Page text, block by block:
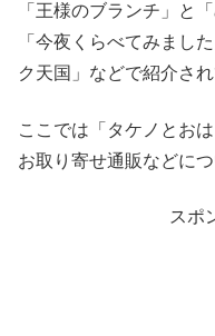
「王様のブランチ」と
「今夜くらべてみまし
ク天国」などで紹介さ
ここでは「タケノとお
お取り寄せ通販などにつ
スポ